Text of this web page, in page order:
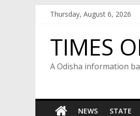
Thursday, August 6, 2026
TIMES
A Odisha information
NEWS STATE